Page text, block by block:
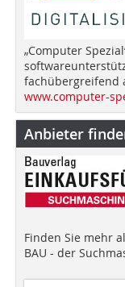
„Computer
fachübergreifend
www.computer-
Anbieter
Finden Sie mehr
BAU - der